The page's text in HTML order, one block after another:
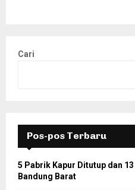
Cari
Pos-pos Terbaru
5 Pabrik Kapur Ditutup dan
Bandung Barat